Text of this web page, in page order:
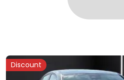
Discount